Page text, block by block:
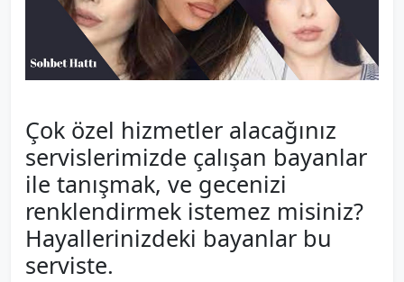
Çok özel hizmetler alacağınız
servislerimizde çalışan bayanlar
ile tanışmak, ve gecenizi
renklendirmek istemez misiniz?
Hayallerinizdeki bayanlar bu
serviste.